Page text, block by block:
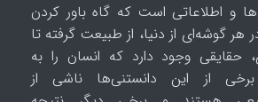
و اطلاعاتی است که گاه باور کردن
گوشه‌ای از دنیا، از طبیعت گرفته تا
حقایقی وجود دارد که انسان را به
از این دانستنی‌ها ناشی از